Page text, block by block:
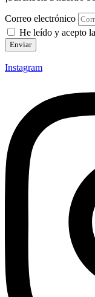
Correo electrónico
He leído y acepto la
Enviar
Instagram